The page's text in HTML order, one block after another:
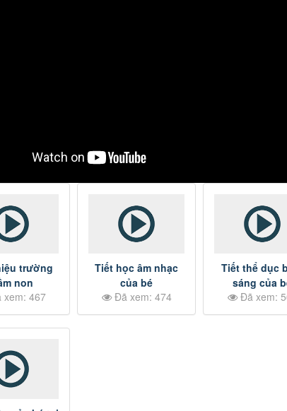
trường
non
467
Tiết học âm nhạc
của bé
Đã xem: 474
Tiết thể dục
sáng của
Đã xem: